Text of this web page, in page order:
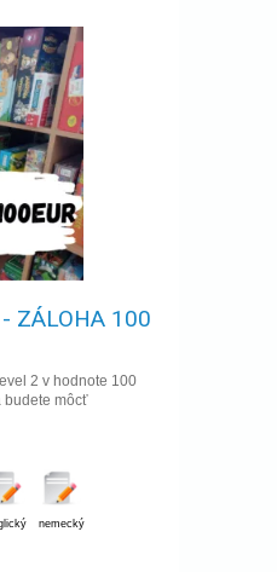
- ZÁLOHA 100
2 v hodnote 100
budete môcť
nemecký